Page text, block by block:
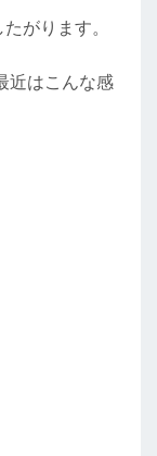
がります。
近はこんな感